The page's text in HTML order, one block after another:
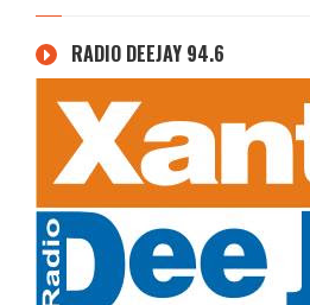
RADIO DEEJAY 94.6